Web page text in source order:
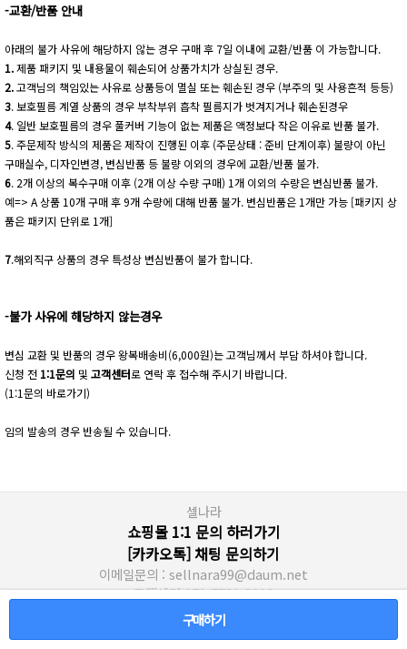
구매하기
-교환/반품 안내
아래의 불가 사유에 해당하지 않는 경우 구매 후 7일 이내에 교환/반품 이 가능합니다.
1.제품 패키지 및 내용물이 훼손되어 상품가치가 상실된 경우.
2.고객님의 책임있는 사유로 상품등이 멸실 또는 훼손된 경우 (부주의 및 사용흔적 등등)
3. 보호필름 계열 상품의 경우 부착부위 흡착 필름지가 벗겨지거나 훼손된경우
4. 일반 보호필름의 경우 풀커버 기능이 없는 제품은 액정보다 작은 이유로 반품 불가.
5. 주문제작 방식의 제품은 제작이 진행된 이후 (주문상태 : 준비 단계이후) 불량이 아닌
구매실수, 디자인변경, 변심반품 등 불량 이외의 경우에 교환/반품 불가.
6. 2개 이상의 복수구매 이후 (2개 이상 수량 구매) 1개 이외의 수량은 변심반품 불가.
예=> A 상품 10개 구매 후 9개 수량에 대해 반품 불가. 변심반품은 1개만 가능 [패키지 상
품은 패키지 단위로 1개]
7.해외직구 상품의 경우 특성상 변심반품이 불가 합니다.
-불가 사유에 해당하지 않는경우
변심 교환 및 반품의 경우 왕복배송비(6,000원)는 고객님께서 부담 하셔야 합니다.
신청 전 1:1문의 및 고객센터로 연락 후 접수해 주시기 바랍니다.
(1:1문의 바로가기)
임의 발송의 경우 반송될 수 있습니다.
셀나라
쇼핑몰 1:1 문의 하러가기
[카카오톡] 채팅 문의하기
이메일문의 : sellnara99@daum.net
고객센터 070-7730-2213
서울 영등포구 당산동2가 영등포유통상가 한진 성현대리점